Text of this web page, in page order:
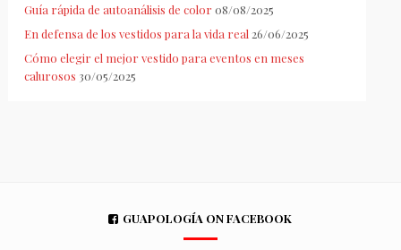
Guía rápida de autoanálisis de color 08/08/2025
En defensa de los vestidos para la vida real 26/06/2025
Cómo elegir el mejor vestido para eventos en meses
calurosos 30/05/2025
GUAPOLOGÍA ON FACEBOOK